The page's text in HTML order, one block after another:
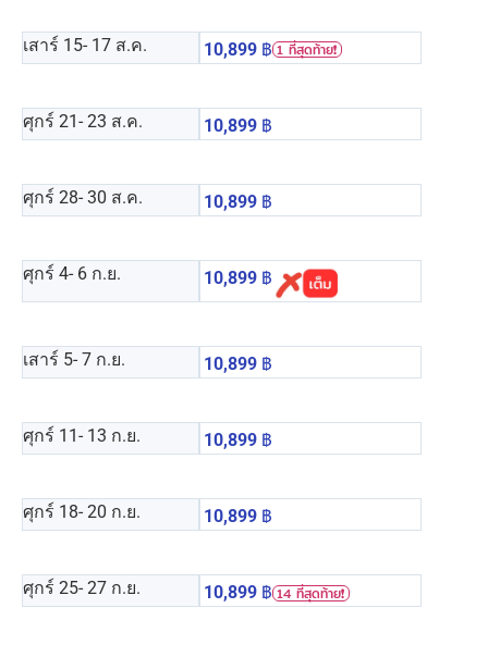
เสาร์ 15- 17 ส.ค. 10,899 ฿ 1 ที่สุดท้าย❗️
ศุกร์ 21- 23 ส.ค. 10,899 ฿
ศุกร์ 28- 30 ส.ค. 10,899 ฿
ศุกร์ 4- 6 ก.ย. 10,899 ฿
เสาร์ 5- 7 ก.ย. 10,899 ฿
ศุกร์ 11 - 13 ก.ย. 10,899 ฿
ศุกร์ 18- 20 ก.ย. 10,899 ฿
ศุกร์ 25- 27 ก.ย. 10,899 ฿ 14 ที่สุดท้าย❗️